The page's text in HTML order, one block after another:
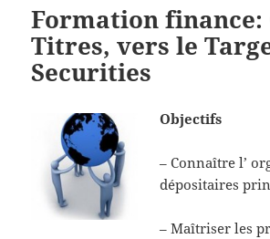
Formation
Titres, vers le
Securities
Objectifs
– Connaître l’
dépositaires
– Maîtriser les